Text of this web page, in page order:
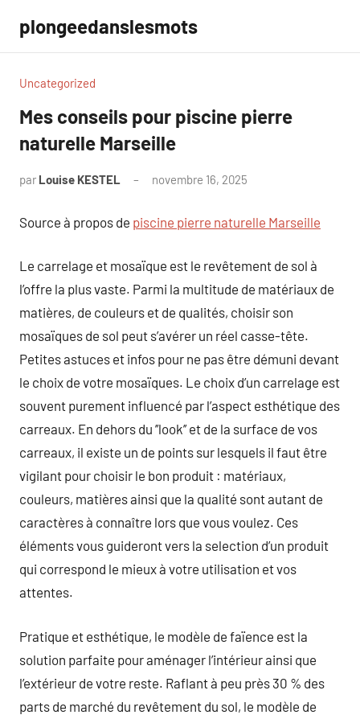
contenu
plongeedanslesmots
Uncategorized
Mes conseils pour piscine pierre
naturelle Marseille
par Louise KESTEL novembre 16, 2025
Source à propos de piscine pierre naturelle Marseille
Le carrelage et mosaïque est le revêtement de sol à
l’offre la plus vaste. Parmi la multitude de matériaux de
matières, de couleurs et de qualités, choisir son
mosaïques de sol peut s’avérer un réel casse-tête.
Petites astuces et infos pour ne pas être démuni devant
le choix de votre mosaïques. Le choix d’un carrelage est
souvent purement influencé par l’aspect esthétique des
carreaux. En dehors du ’’look’’ et de la surface de vos
carreaux, il existe un de points sur lesquels il faut être
vigilant pour choisir le bon produit : matériaux,
couleurs, matières ainsi que la qualité sont autant de
caractères à connaître lors que vous voulez. Ces
éléments vous guideront vers la selection d’un produit
qui correspond le mieux à votre utilisation et vos
attentes.
Pratique et esthétique, le modèle de faïence est la
solution parfaite pour aménager l’intérieur ainsi que
l’extérieur de votre reste. Raflant à peu près 30 % des
parts de marché du revêtement du sol, le modèle de